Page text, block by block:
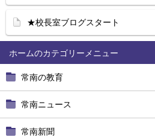
ホーム
常南の教育
常南ニュース
常南新聞
★校長室ブログスタート